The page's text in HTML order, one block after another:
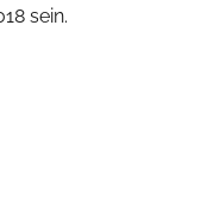
sein.